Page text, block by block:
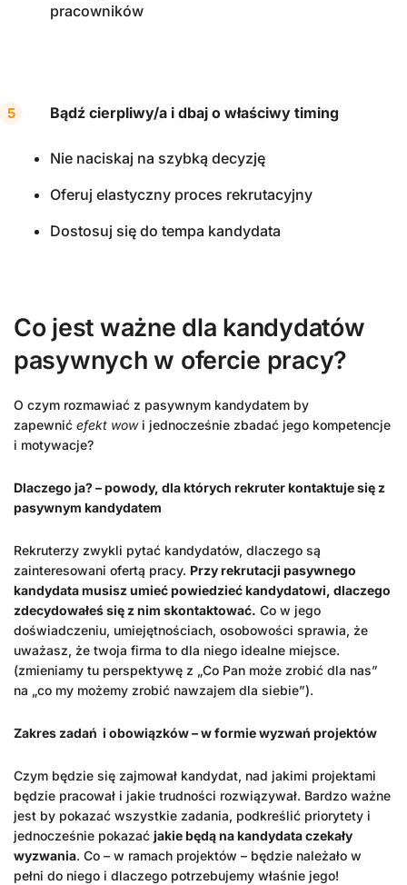
pracowników
Bądź cierpliwy/a i dbaj o właściwy timing
Nie naciskaj na szybką decyzję
Oferuj elastyczny proces rekrutacyjny
Dostosuj się do tempa kandydata
Co jest ważne dla kandydatów
pasywnych w ofercie pracy?
O czym rozmawiać z pasywnym kandydatem by
zapewnić efekt wowi jednocześnie zbadać jego kompetencje
i motywacje?
Dlaczego ja? – powody, dla których rekruter kontaktuje się z
pasywnym kandydatem
Rekruterzy zwykli pytać kandydatów, dlaczego są
zainteresowani ofertą pracy. Przy rekrutacji pasywnego
kandydata musisz umieć powiedzieć kandydatowi, dlaczego
zdecydowałeś się z nim skontaktować. Co w jego
doświadczeniu, umiejętnościach, osobowości sprawia, że
uważasz, że twoja firma to dla niego idealne miejsce.
(zmieniamy tu perspektywę z „Co Pan może zrobić dla nas”
na „co my możemy zrobić nawzajem dla siebie”).
Zakres zadań i obowiązków – w formie wyzwań projektów
Czym będzie się zajmował kandydat, nad jakimi projektami
będzie pracował i jakie trudności rozwiązywał. Bardzo ważne
jest by pokazać wszystkie zadania, podkreślić priorytety i
jednocześnie pokazać jakie będą na kandydata czekały
wyzwania. Co – w ramach projektów – będzie należało w
pełni do niego i dlaczego potrzebujemy właśnie jego!